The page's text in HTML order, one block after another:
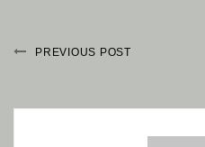
PREVIOUS POST